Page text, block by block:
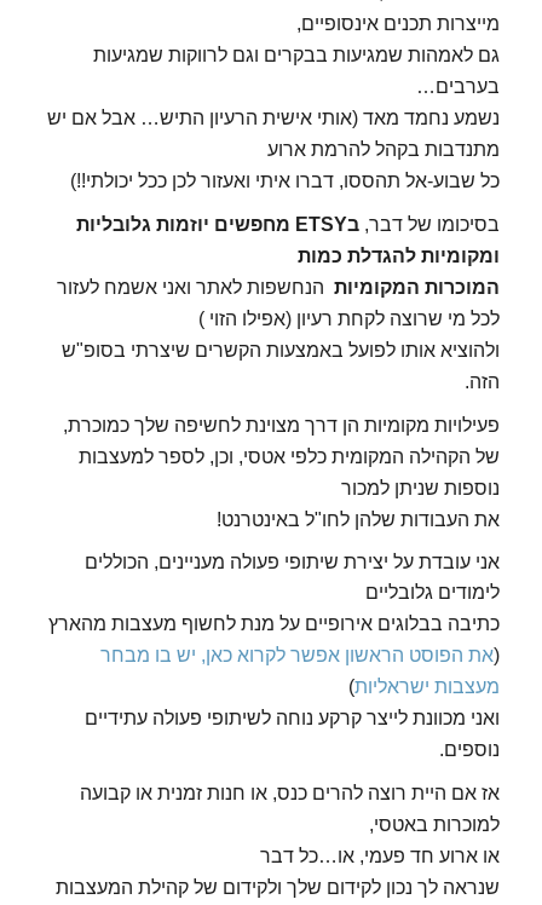
מייצרות תכנים אינסופיים,
גם לאמהות שמגיעות בבקרים וגם לרווקות שמגיעות
בערבים…
נשמע נחמד מאד (אותי אישית הרעיון התיש… אבל אם יש
מתנדבות בקהל להרמת ארוע
כל שבוע-אל תהססו, דברו איתי ואעזור לכן ככל יכולתי!!)
בסיכומו של דבר,
בETSY מחפשים יוזמות גלובליות
ומקומיות להגדלת כמות
המוכרות המקומיות הנחשפות לאתר ואני אשמח לעזור
לכל מי שרוצה לקחת רעיון (אפילו הזוי )
ולהוציא אותו לפועל באמצעות הקשרים שיצרתי בסופ"ש
הזה.
פעילויות מקומיות הן דרך מצוינת לחשיפה שלך כמוכרת,
של הקהילה המקומית כלפי אטסי, וכן, לספר למעצבות
נוספות שניתן למכור
את העבודות שלהן לחו"ל באינטרנט!
אני עובדת על יצירת שיתופי פעולה מעניינים, הכוללים
לימודים גלובליים
כתיבה בבלוגים אירופיים על מנת לחשוף מעצבות מהארץ
(את הפוסט הראשון אפשר לקרוא כאן, יש בו מבחר
מעצבות ישראליות)
ואני מכוונת לייצר קרקע נוחה לשיתופי פעולה עתידיים
נוספים.
אז אם היית רוצה להרים כנס, או חנות זמנית או קבועה
למוכרות באטסי,
או ארוע חד פעמי, או…כל דבר
שנראה לך נכון לקידום שלך ולקידום של קהילת המעצבות